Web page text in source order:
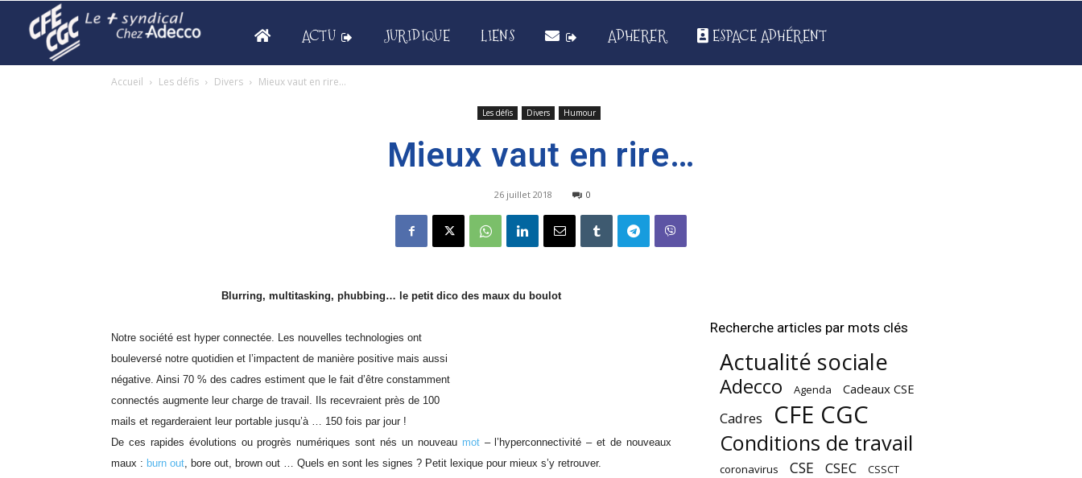
ACTU JURIDIQUE LIENS ADHERER ESPACE ADHÉRENT
Accueil Les défis Divers Mieux vaut en rire…
Les défis Divers Humour
Mieux vaut en rire…
26 juillet 2018 0
Blurring, multitasking, phubbing… le petit dico des maux du boulot
Notre société est hyper connectée. Les nouvelles technologies ont
bouleversé notre quotidien et l’impactent de manière positive mais aussi
négative. Ainsi 70 % des cadres estiment que le fait d’être constamment
connectés augmente leur charge de travail. Ils recevraient près de 100
mails et regarderaient leur portable jusqu’à … 150 fois par jour !
De ces rapides évolutions ou progrès numériques sont nés un nouveau mot– l’hyperconnectivité – et de nouveaux
maux : burn out, bore out, brown out … Quels en sont les signes ? Petit lexique pour mieux s’y retrouver.
Recherche articles par mots clés
Actualité sociale
Adecco Agenda Cadeaux CSE
Cadres CFE CGC
Conditions de travail
coronavirus CSE CSEC CSSCT